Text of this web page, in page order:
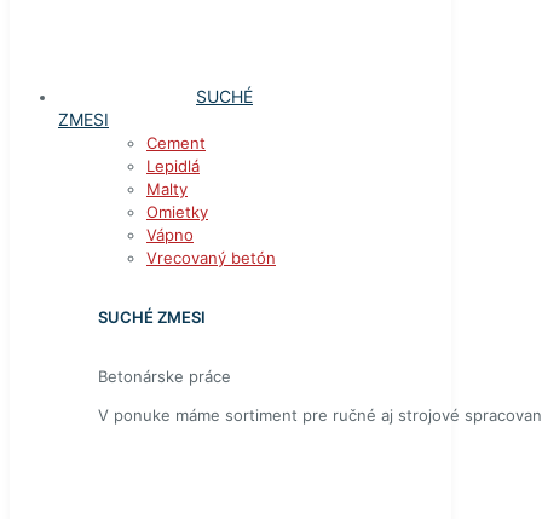
SUCHÉ
ZMESI
Cement
Lepidlá
Malty
Omietky
Vápno
Vrecovaný betón
SUCHÉ ZMESI
Betonárske práce
V ponuke máme sortiment pre ručné aj strojové